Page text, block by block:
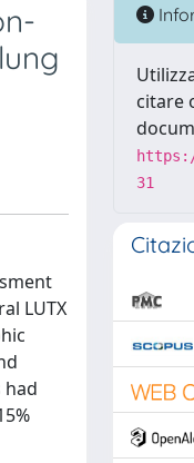
LUTX
had
citare
31